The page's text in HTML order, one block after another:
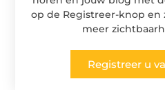
op de Registreer-knop en
meer
Registreer u